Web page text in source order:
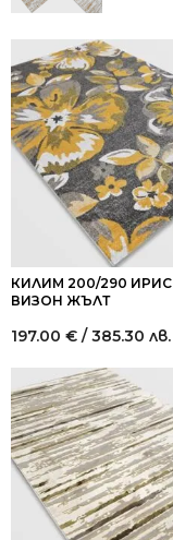
КИЛИМ 200/290 ИРИС
ВИЗОН ЖЪЛТ
197.00 € / 385.30 лв.